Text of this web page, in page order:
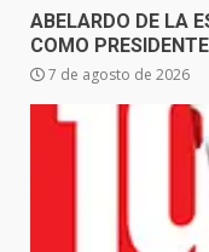
ABELARDO DE LA
COMO
7 de agosto de 2026